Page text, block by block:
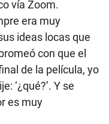
vía Zoom.
era muy
ideas locas que
con que el
de la película, yo
‘¿qué?’. Y se
es muy